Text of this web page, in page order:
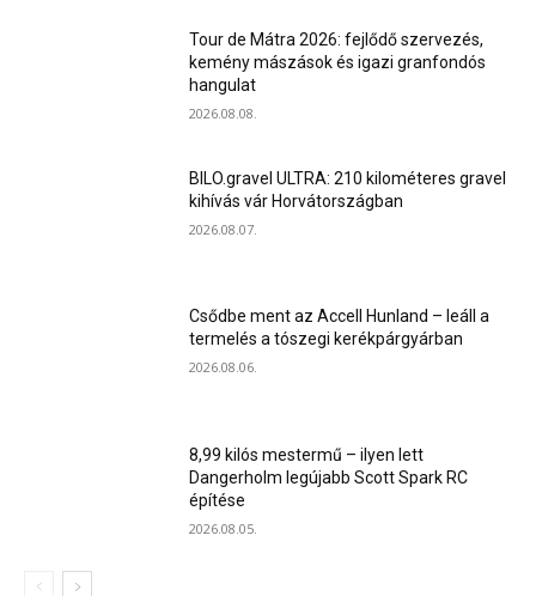
Tour de Mátra 2026: fejlődő szervezés,
kemény mászások és igazi granfondós
hangulat
2026.08.08.
BILO.gravel ULTRA: 210 kilométeres gravel
kihívás vár Horvátországban
2026.08.07.
Csődbe ment az Accell Hunland – leáll a
termelés a tószegi kerékpárgyárban
2026.08.06.
8,99 kilós mestermű – ilyen lett
Dangerholm legújabb Scott Spark RC
építése
2026.08.05.